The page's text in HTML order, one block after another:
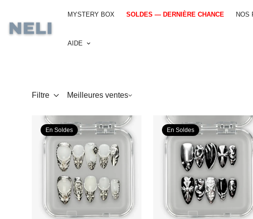
MYSTERY BOX SOLDES — DERNIÈRE CHANCE NOS
AIDE
Filtre Meilleures ventes
En Soldes En Soldes